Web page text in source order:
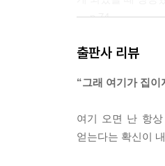
--- p.74
짧은 연애 기간을
--- p.97
아이들도 우리가
비로소 우리도 어
출판사 리뷰
“그래 여기가 집
여기 오면 난 항
얻는다는 확신이